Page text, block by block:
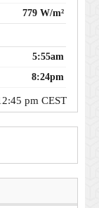
779 W/m²
5:55am
8:24pm
pm CEST